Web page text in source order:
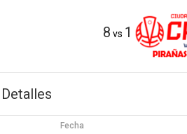
8 vs 1
Detalles
Fecha